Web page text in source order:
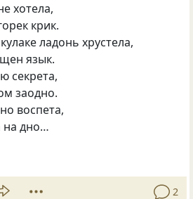
хотела,
крик.
ладонь хрустела,
язык.
секрета,
заодно.
воспета,
на дно…
2